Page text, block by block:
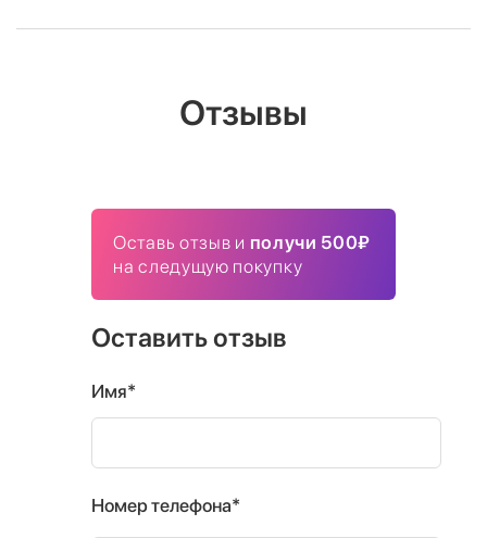
Отзывы
Оставь отзыв и получи 500₽
на следущую покупку
Оставить отзыв
Имя*
Номер телефона*